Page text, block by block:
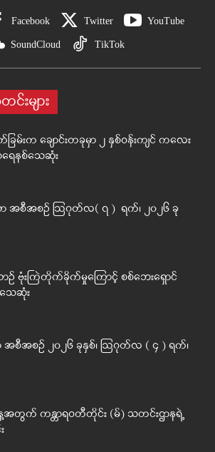
Facebook Twitter YouTube
SoundCloud TikTok
းများ
မ်းက ချောင်းတခုမှာ ၂ နှစ်ဝန်းကျင် ကလေး
ေနစ်သေဆုံး
ာ အစီအစဉ် ဩဂုတ်လ( ၇ ) ရက်၊ ၂၀၂၆ ခု
ဗုံးကြဲတိုက်ခိုက်မှုကြောင့် စစ်ဘေးရှောင်
ေဆုံး
ာ အစီအစဉ် ၂၀၂၆ ခုနှစ်၊ ဩဂုတ်လ ( ၄ ) ရက်၊
က် ကန္တာရဝတီတိုင်း (မ်) သတင်းဌာနရဲ့